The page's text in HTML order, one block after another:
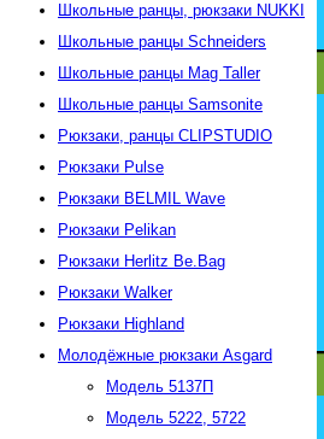
Школьные ранцы, рюкзаки NUKKI
Школьные ранцы Schneiders
Школьные ранцы Mag Taller
Школьные ранцы Samsonite
Рюкзаки, ранцы CLIPSTUDIO
Рюкзаки Pulse
Рюкзаки BELMIL Wave
Рюкзаки Pelikan
Рюкзаки Herlitz Be.Bag
Рюкзаки Walker
Рюкзаки Highland
Молодёжные рюкзаки Asgard
Модель 5137П
Модель 5222, 5722